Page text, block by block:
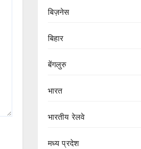
बिज़नेस
बिहार
बेंगलुरु
भारत
भारतीय रेलवे
मध्य प्रदेश